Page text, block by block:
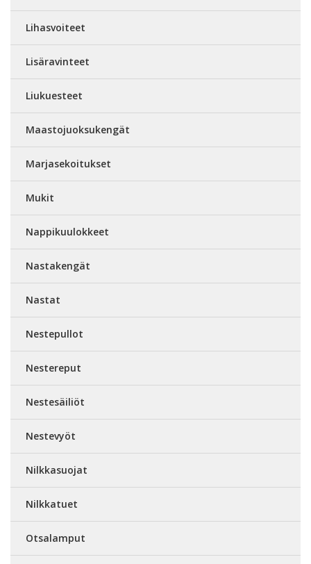
Lihasvoiteet
Lisäravinteet
Liukuesteet
Maastojuoksukengät
Marjasekoitukset
Mukit
Nappikuulokkeet
Nastakengät
Nastat
Nestepullot
Nestereput
Nestesäiliöt
Nestevyöt
Nilkkasuojat
Nilkkatuet
Otsalamput